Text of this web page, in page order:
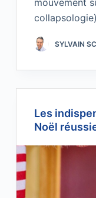
SYLVAIN
Les
Noël